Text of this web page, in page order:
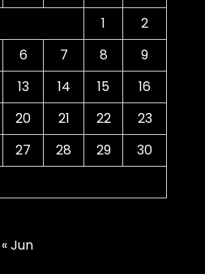
1
2
6 7 8
9
13 14 15
16
20 21 22
23
27 28 29
30
« Jun